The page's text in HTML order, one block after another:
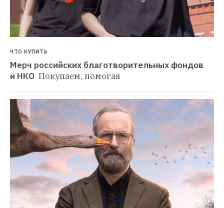
ЧТО КУПИТЬ
Мерч российских благотворительных фондов
и НКО Покупаем, помогая